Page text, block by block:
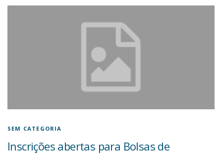
SEM CATEGORIA
Inscrições abertas para Bolsas de